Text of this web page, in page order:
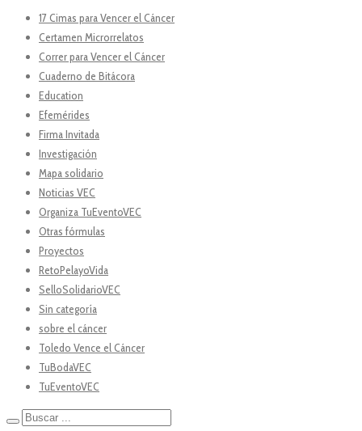
17 Cimas para Vencer el Cáncer
Certamen Microrrelatos
Correr para Vencer el Cáncer
Cuaderno de Bitácora
Education
Efemérides
Firma Invitada
Investigación
Mapa solidario
Noticias VEC
Organiza TuEventoVEC
Otras fórmulas
Proyectos
RetoPelayoVida
SelloSolidarioVEC
Sin categoría
sobre el cáncer
Toledo Vence el Cáncer
TuBodaVEC
TuEventoVEC